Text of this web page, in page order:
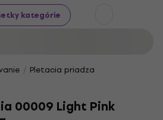
kategórie
Pletacia priadza
00009 Light Pink